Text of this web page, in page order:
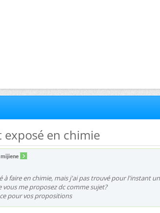
exposé en chimie
mijiene
à faire en chimie, mais j'ai pas trouvé pour l'instant
vous me proposez dc comme sujet?
pour vos propositions